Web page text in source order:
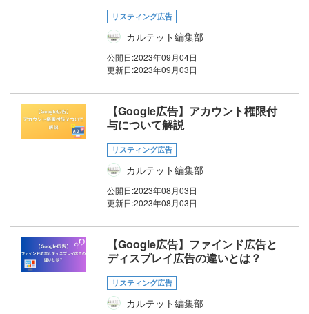
広告代理店・HP制作会社様へ
お申し込みから運用開始までの流れ
お問い合わせ
リスティング広告
カルテット編集部
公開日:2023年09月04日
更新日:2023年09月03日
【Google広告】アカウント権限付
与について解説
リスティング広告
カルテット編集部
公開日:2023年08月03日
更新日:2023年08月03日
【Google広告】ファインド広告と
ディスプレイ広告の違いとは？
リスティング広告
カルテット編集部